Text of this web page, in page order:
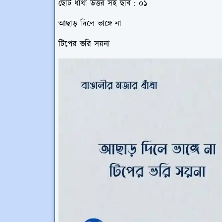
ছোট ধাঁধা উত্তর সহ ছবি : ০১
আছাড় দিলে ভাঙ্গে না
টিপের ভরি সয়না